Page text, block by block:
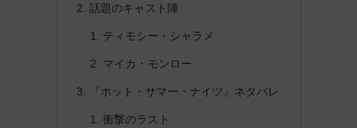
話題のキャスト陣
ティモシー・シャラメ
マイカ・モンロー
『ホット・サマー・ナイツ』ネタバレ
衝撃のラスト